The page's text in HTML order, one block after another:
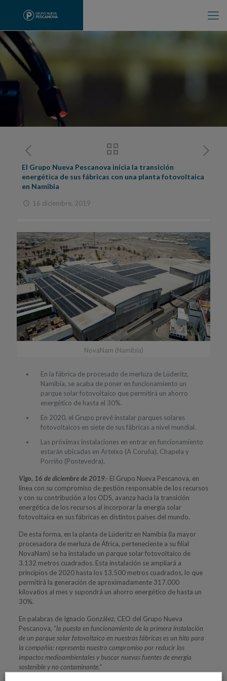
El Grupo Nueva Pescanova inicia la transición
energética de sus fábricas con una planta fotovoltaica
en Namibia
16 diciembre, 2019
NovaNam (Namibia)
En la fábrica de procesado de merluza de Lüderitz,
Namibia, se acaba de poner en funcionamiento un
parque solar fotovoltaico que permitirá un ahorro
energético de hasta el 30%.
En 2020, el Grupo prevé instalar parques solares
fotovoltaicos en siete de sus fábricas a nivel mundial.
Las próximas instalaciones en entrar en funcionamiento
estarán ubicadas en Arteixo (A Coruña), Chapela y
Porriño (Pontevedra).
Vigo, 16 de diciembre de 2019.-El Grupo Nueva Pescanova, en
línea con su compromiso de gestión responsable de los recursos
y con su contribución a los ODS, avanza hacia la transición
energética de los recursos al incorporar la energía solar
fotovoltaica en sus fábricas en distintos países del mundo.
De esta forma, en la planta de Lüderitz en Namibia (la mayor
procesadora de merluza de África, perteneciente a su filial
NovaNam) se ha instalado un parque solar fotovoltaico de
3.132 metros cuadrados. Esta instalación se ampliará a
principios de 2020 hasta los 13.500 metros cuadrados, lo que
permitirá la generación de aproximadamente 317.000
kilovatios al mes y supondrá un ahorro energético de hasta un
30%.
En palabras de Ignacio González, CEO del Grupo Nueva
Pescanova, “la puesta en funcionamiento de la primera instalación
de un parque solar fotovoltaico en nuestras fábricas es un hito para
la compañía: representa nuestro compromiso por reducir los
impactos medioambientales y buscar nuevas fuentes de energía
sostenible y no contaminante.”